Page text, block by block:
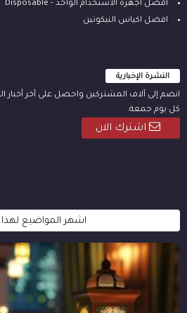
أفضل أجهزة الاستخدام الواحد - Disposable
افضل اكياس النيكوتين
النشرة الإخبارية
انضم إلى آلاف المشتركين واحصل على آخر أخبار
كل يوم جمعة.
اشترك الان
اشهر المواضيع